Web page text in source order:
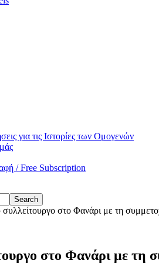
για τις Ιστορίες των Ομογενών
/ Free Subscription
συλλείτουργο στο Φανάρι με τη
στο Φανάρι με τη